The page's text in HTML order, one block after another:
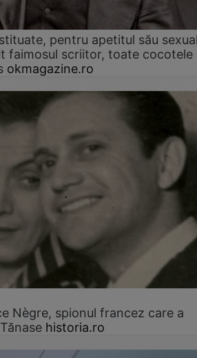
pentru apetitul său
faimosul scriitor, toate cocotele
okmagazine.ro
Nègre, spionul francez care a
historia.ro